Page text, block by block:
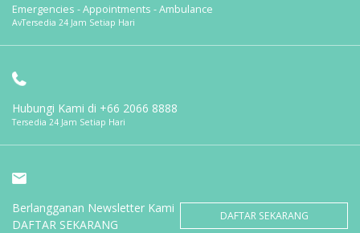
Emergencies - Appointments - Ambulance
AvTersedia 24 Jam Setiap Hari
Hubungi Kami di +66 2066 8888
Tersedia 24 Jam Setiap Hari
Berlangganan Newsletter Kami
DAFTAR SEKARANG
DAFTAR SEKARANG